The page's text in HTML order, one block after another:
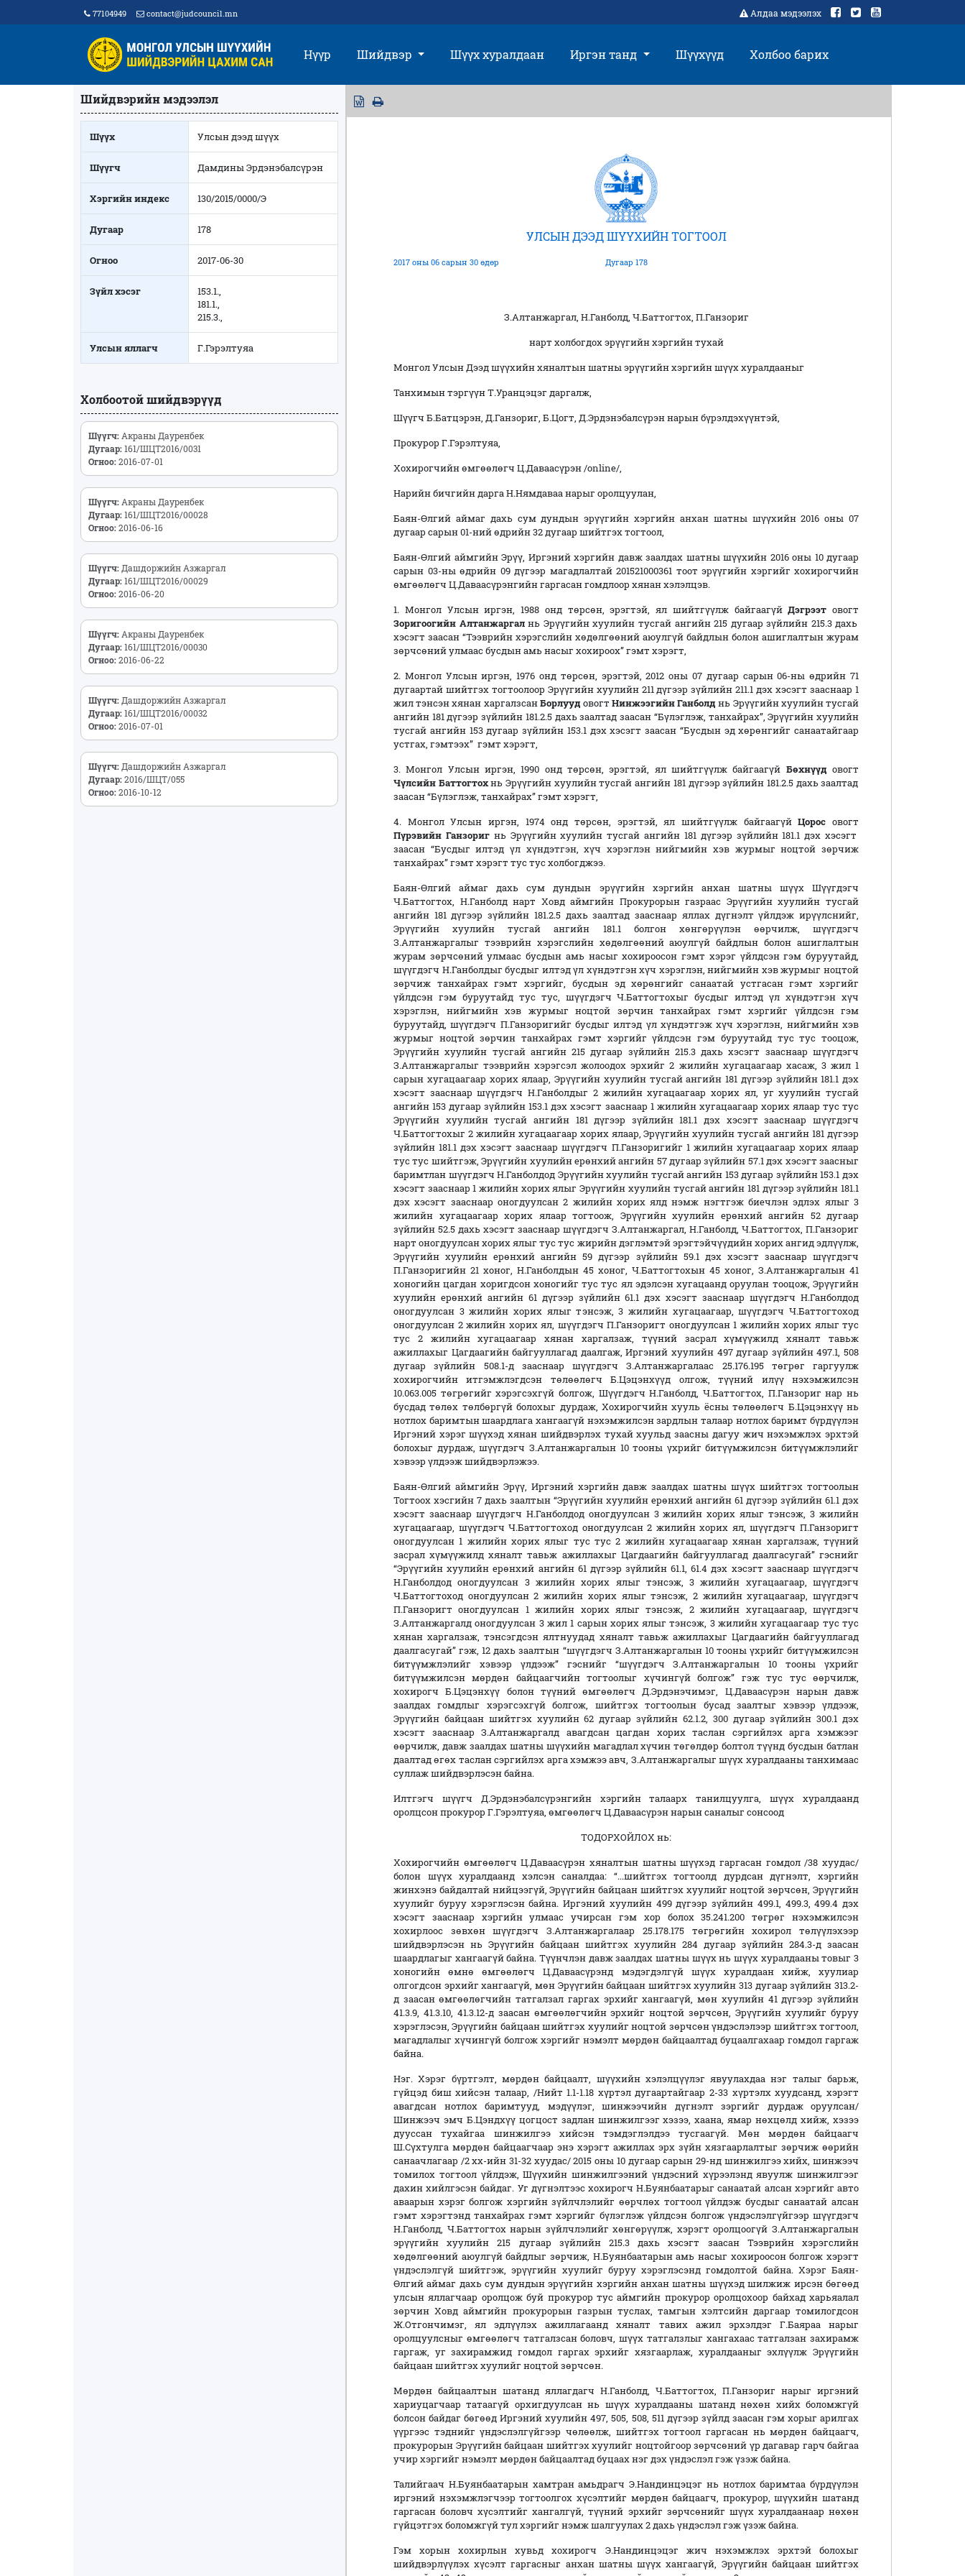
77104949 contact@judcouncil.mn Алдаа мэдээлэх
Нүүр Шийдвэр Шүүх хуралдаан Иргэн танд Шүүхүүд Холбоо барих
Шийдвэрийн мэдээлэл
Шүүх Улсын дээд шүүх
Шүүгч Дамдины Эрдэнэбалсүрэн
Хэргийн индекс 130/2015/0000/Э
Дугаар 178
Огноо 2017-06-30
Зүйл хэсэг
153.1.,
181.1.,
215.3.,
Улсын яллагч Г.Гэрэлтуяа
Холбоотой шийдвэрүүд
Шүүгч:Акраны Дауренбек
Дугаар:161/ШЦТ2016/0031
Огноо:2016-07-01
Шүүгч:Акраны Дауренбек
Дугаар:161/ШЦТ2016/00028
Огноо:2016-06-16
Шүүгч:Дашдоржийн Азжаргал
Дугаар:161/ШЦТ2016/00029
Огноо:2016-06-20
Шүүгч:Акраны Дауренбек
Дугаар:161/ШЦТ2016/00030
Огноо:2016-06-22
Шүүгч:Дашдоржийн Азжаргал
Дугаар:161/ШЦТ2016/00032
Огноо:2016-07-01
Шүүгч:Дашдоржийн Азжаргал
Дугаар:2016/ШЦТ/055
Огноо:2016-10-12
УЛСЫН ДЭЭД ШҮҮХИЙН ТОГТООЛ
2017 оны 06 сарын 30 өдөр Дугаар 178
З.Алтанжаргал, Н.Ганболд, Ч.Баттогтох, П.Ганзориг
нарт холбогдох эрүүгийн хэргийн тухай
Монгол Улсын Дээд шүүхийн хяналтын шатны эрүүгийн хэргийн шүүх хуралдааныг
Танхимын тэргүүн Т.Уранцэцэг даргалж,
Шүүгч Б.Батцэрэн, Д.Ганзориг, Б.Цогт, Д.Эрдэнэбалсүрэн нарын бүрэлдэхүүнтэй,
Прокурор Г.Гэрэлтуяа,
Хохирогчийн өмгөөлөгч Ц.Даваасүрэн /online/,
Нарийн бичгийн дарга Н.Нямдаваа нарыг оролцуулан,
Баян-Өлгий аймаг дахь сум дундын эрүүгийн хэргийн анхан шатны шүүхийн 2016 оны 07
дугаар сарын 01-ний өдрийн 32 дугаар шийтгэх тогтоол,
Баян-Өлгий аймгийн Эрүү, Иргэний хэргийн давж заалдах шатны шүүхийн 2016 оны 10 дугаар
сарын 03-ны өдрийн 09 дүгээр магадлалтай 201521000361 тоот эрүүгийн хэргийг хохирогчийн
өмгөөлөгч Ц.Даваасүрэнгийн гаргасан гомдлоор хянан хэлэлцэв.
1. Монгол Улсын иргэн, 1988 онд төрсөн, эрэгтэй, ял шийтгүүлж байгаагүйДэгрээт овогт
Зоригоогийн Алтанжаргалнь Эрүүгийн хуулийн тусгай ангийн 215 дугаар зүйлийн 215.3 дахь
хэсэгт заасан “Тээврийн хэрэгслийн хөдөлгөөний аюулгүй байдлын болон ашиглалтын журам
зөрчсөний улмаас бусдын амь насыг хохироох” гэмт хэрэгт,
2. Монгол Улсын иргэн, 1976 онд төрсөн, эрэгтэй, 2012 оны 07 дугаар сарын 06-ны өдрийн 71
дугаартай шийтгэх тогтоолоор Эрүүгийн хуулийн 211 дүгээр зүйлийн 211.1 дэх хэсэгт зааснаар 1
жил тэнсэн хянан харгалзсанБорлууд овогт Нинжээгийн Ганболд нь Эрүүгийн хуулийн тусгай
ангийн 181 дүгээр зүйлийн 181.2.5 дахь заалтад заасан “Бүлэглэж, танхайрах”, Эрүүгийн хуулийн
тусгай ангийн 153 дугаар зүйлийн 153.1 дэх хэсэгт заасан “Бусдын эд хөрөнгийг санаатайгаар
устгах, гэмтээх” гэмт хэрэгт,
3. Монгол Улсын иргэн, 1990 онд төрсөн, эрэгтэй, ял шийтгүүлж байгаагүй Бөхнүүдовогт
Чүлсийн Баттогтохнь Эрүүгийн хуулийн тусгай ангийн 181 дүгээр зүйлийн 181.2.5 дахь заалтад
заасан “Бүлэглэж, танхайрах” гэмт хэрэгт,
4. Монгол Улсын иргэн, 1974 онд төрсөн, эрэгтэй, ял шийтгүүлж байгаагүйЦоросовогт
Пүрэвийн Ганзоригнь Эрүүгийн хуулийн тусгай ангийн 181 дүгээр зүйлийн 181.1 дэх хэсэгт
заасан “Бусдыг илтэд үл хүндэтгэн, хүч хэрэглэн нийгмийн хэв журмыг ноцтой зөрчиж
танхайрах” гэмт хэрэгт тус тус холбогджээ.
Баян-Өлгий аймаг дахь сум дундын эрүүгийн хэргийн анхан шатны шүүх Шүүгдэгч
Ч.Баттогтох, Н.Ганболд нарт Ховд аймгийн Прокурорын газраас Эрүүгийн хуулийн тусгай
ангийн 181 дүгээр зүйлийн 181.2.5 дахь заалтад зааснаар яллах дүгнэлт үйлдэж ирүүлснийг,
Эрүүгийн хуулийн тусгай ангийн 181.1 болгон хөнгөрүүлэн өөрчилж, шүүгдэгч
З.Алтанжаргалыг тээврийн хэрэгслийн хөдөлгөөний аюулгүй байдлын болон ашиглалтын
журам зөрчсөний улмаас бусдын амь насыг хохироосон гэмт хэрэг үйлдсэн гэм буруутайд,
шүүгдэгч Н.Ганболдыг бусдыг илтэд үл хүндэтгэн хүч хэрэглэн, нийгмийн хэв журмыг ноцтой
зөрчиж танхайрах гэмт хэргийг, бусдын эд хөрөнгийг санаатай устгасан гэмт хэргийг
үйлдсэн гэм буруутайд тус тус, шүүгдэгч Ч.Баттогтохыг бусдыг илтэд үл хүндэтгэн хүч
хэрэглэн, нийгмийн хэв журмыг ноцтой зөрчин танхайрах гэмт хэргийг үйлдсэн гэм
буруутайд, шүүгдэгч П.Ганзоригийг бусдыг илтэд үл хүндэтгэж хүч хэрэглэн, нийгмийн хэв
журмыг ноцтой зөрчин танхайрах гэмт хэргийг үйлдсэн гэм буруутайд тус тус тооцож,
Эрүүгийн хуулийн тусгай ангийн 215 дугаар зүйлийн 215.3 дахь хэсэгт зааснаар шүүгдэгч
З.Алтанжаргалыг тээврийн хэрэгсэл жолоодох эрхийг 2 жилийн хугацаагаар хасаж, 3 жил 1
сарын хугацаагаар хорих ялаар, Эрүүгийн хуулийн тусгай ангийн 181 дүгээр зүйлийн 181.1 дэх
хэсэгт зааснаар шүүгдэгч Н.Ганболдыг 2 жилийн хугацаагаар хорих ял, уг хуулийн тусгай
ангийн 153 дугаар зүйлийн 153.1 дэх хэсэгт зааснаар 1 жилийн хугацаагаар хорих ялаар тус тус
Эрүүгийн хуулийн тусгай ангийн 181 дүгээр зүйлийн 181.1 дэх хэсэгт зааснаар шүүгдэгч
Ч.Баттогтохыг 2 жилийн хугацаагаар хорих ялаар, Эрүүгийн хуулийн тусгай ангийн 181 дүгээр
зүйлийн 181.1 дэх хэсэгт зааснаар шүүгдэгч П.Ганзоригийг 1 жилийн хугацаагаар хорих ялаар
тус тус шийтгэж, Эрүүгийн хуулийн ерөнхий ангийн 57 дугаар зүйлийн 57.1 дэх хэсэгт заасныг
баримтлан шүүгдэгч Н.Ганболдод Эрүүгийн хуулийн тусгай ангийн 153 дугаар зүйлийн 153.1 дэх
хэсэгт зааснаар 1 жилийн хорих ялыг Эрүүгийн хуулийн тусгай ангийн 181 дүгээр зүйлийн 181.1
дэх хэсэгт зааснаар оногдуулсан 2 жилийн хорих ялд нэмж нэгтгэж биечлэн эдлэх ялыг 3
жилийн хугацаагаар хорих ялаар тогтоож, Эрүүгийн хуулийн ерөнхий ангийн 52 дугаар
зүйлийн 52.5 дахь хэсэгт зааснаар шүүгдэгч З.Алтанжаргал, Н.Ганболд, Ч.Баттогтох, П.Ганзориг
нарт оногдуулсан хорих ялыг тус тус жирийн дэглэмтэй эрэгтэйчүүдийн хорих ангид эдлүүлж,
Эрүүгийн хуулийн ерөнхий ангийн 59 дүгээр зүйлийн 59.1 дэх хэсэгт зааснаар шүүгдэгч
П.Ганзоригийн 21 хоног, Н.Ганболдын 45 хоног, Ч.Баттогтохын 45 хоног, З.Алтанжаргалын 41
хоногийн цагдан хоригдсон хоногийг тус тус ял эдэлсэн хугацаанд оруулан тооцож, Эрүүгийн
хуулийн ерөнхий ангийн 61 дүгээр зүйлийн 61.1 дэх хэсэгт зааснаар шүүгдэгч Н.Ганболдод
оногдуулсан 3 жилийн хорих ялыг тэнсэж, 3 жилийн хугацаагаар, шүүгдэгч Ч.Баттогтоход
оногдуулсан 2 жилийн хорих ял, шүүгдэгч П.Ганзоригт оногдуулсан 1 жилийн хорих ялыг тус
тус 2 жилийн хугацаагаар хянан харгалзаж, түүний засрал хүмүүжилд хяналт тавьж
ажиллахыг Цагдаагийн байгууллагад даалгаж, Иргэний хуулийн 497 дугаар зүйлийн 497.1, 508
дугаар зүйлийн 508.1-д зааснаар шүүгдэгч З.Алтанжаргалаас 25.176.195 төгрөг гаргуулж
хохирогчийн итгэмжлэгдсэн төлөөлөгч Б.Цэцэнхүүд олгож, түүний илүү нэхэмжилсэн
10.063.005 төгрөгийг хэрэгсэхгүй болгож, Шүүгдэгч Н.Ганболд, Ч.Баттогтох, П.Ганзориг нар нь
бусдад төлөх төлбөргүй болохыг дурдаж, Хохирогчийн хууль ёсны төлөөлөгч Б.Цэцэнхүү нь
нотлох баримтын шаардлага хангаагүй нэхэмжилсэн зардлын талаар нотлох баримт бүрдүүлэн
Иргэний хэрэг шүүхэд хянан шийдвэрлэх тухай хуульд заасны дагуу жич нэхэмжлэх эрхтэй
болохыг дурдаж, шүүгдэгч З.Алтанжаргалын 10 тооны үхрийг битүүмжилсэн битүүмжлэлийг
хэвээр үлдээж шийдвэрлэжээ.
Баян-Өлгий аймгийн Эрүү, Иргэний хэргийн давж заалдах шатны шүүх шийтгэх тогтоолын
Тогтоох хэсгийн 7 дахь заалтын “Эрүүгийн хуулийн ерөнхий ангийн 61 дүгээр зүйлийн 61.1 дэх
хэсэгт зааснаар шүүгдэгч Н.Ганболдод оногдуулсан 3 жилийн хорих ялыг тэнсэж, 3 жилийн
хугацаагаар, шүүгдэгч Ч.Баттогтоход оногдуулсан 2 жилийн хорих ял, шүүгдэгч П.Ганзоригт
оногдуулсан 1 жилийн хорих ялыг тус тус 2 жилийн хугацаагаар хянан харгалзаж, түүний
засрал хүмүүжилд хяналт тавьж ажиллахыг Цагдаагийн байгууллагад даалгасугай” гэснийг
“Эрүүгийн хуулийн ерөнхий ангийн 61 дүгээр зүйлийн 61.1, 61.4 дэх хэсэгт зааснаар шүүгдэгч
Н.Ганболдод оногдуулсан 3 жилийн хорих ялыг тэнсэж, 3 жилийн хугацаагаар, шүүгдэгч
Ч.Баттогтоход оногдуулсан 2 жилийн хорих ялыг тэнсэж, 2 жилийн хугацаагаар, шүүгдэгч
П.Ганзоригт оногдуулсан 1 жилийн хорих ялыг тэнсэж, 2 жилийн хугацаагаар, шүүгдэгч
З.Алтанжаргалд оногдуулсан 3 жил 1 сарын хорих ялыг тэнсэж, 3 жилийн хугацаагаар тус тус
хянан харгалзаж, тэнсэгдсэн ялтнуудад хяналт тавьж ажиллахыг Цагдаагийн байгууллагад
даалгасугай” гэж, 12 дахь заалтын “шүүгдэгч З.Алтанжаргалын 10 тооны үхрийг битүүмжилсэн
битүүмжлэлийг хэвээр үлдээж” гэснийг “шүүгдэгч З.Алтанжаргалын 10 тооны үхрийг
битүүмжилсэн мөрдөн байцаагчийн тогтоолыг хүчингүй болгож” гэж тус тус өөрчилж,
хохирогч Б.Цэцэнхүү болон түүний өмгөөлөгч Д.Эрдэнэчимэг, Ц.Даваасүрэн нарын давж
заалдах гомдлыг хэрэгсэхгүй болгож, шийтгэх тогтоолын бусад заалтыг хэвээр үлдээж,
Эрүүгийн байцаан шийтгэх хуулийн 62 дугаар зүйлийн 62.1.2, 300 дугаар зүйлийн 300.1 дэх
хэсэгт зааснаар З.Алтанжаргалд авагдсан цагдан хорих таслан сэргийлэх арга хэмжээг
өөрчилж, давж заалдах шатны шүүхийн магадлал хүчин төгөлдөр болтол түүнд бусдын батлан
даалтад өгөх таслан сэргийлэх арга хэмжээ авч, З.Алтанжаргалыг шүүх хуралдааны танхимаас
суллаж шийдвэрлэсэн байна.
Илтгэгч шүүгч Д.Эрдэнэбалсүрэнгийн хэргийн талаарх танилцуулга, шүүх хуралдаанд
оролцсон прокурор Г.Гэрэлтуяа, өмгөөлөгч Ц.Даваасүрэн нарын саналыг сонсоод
ТОДОРХОЙЛОХ нь:
Хохирогчийн өмгөөлөгч Ц.Даваасүрэн хяналтын шатны шүүхэд гаргасан гомдол /38 xуудас/
болон шүүх хуралдаанд хэлсэн саналдаа: “...шийтгэх тогтоолд дурдсан дүгнэлт, хэргийн
жинхэнэ байдалтай нийцээгүй, Эрүүгийн байцаан шийтгэх хуулийг ноцтой зөрчсөн, Эрүүгийн
хуулийг буруу хэрэглэсэн байна. Иргэний хуулийн 499 дүгээр зүйлийн 499.1, 499.3, 499.4 дэх
хэсэгт зааснаар хэргийн улмаас учирсан гэм хор болох 35.241.200 төгрөг нэхэмжилсэн
хохирлоос зөвхөн шүүгдэгч З.Алтанжаргалаар 25.178.175 төгрөгийн хохирол төлүүлэхээр
шийдвэрлэсэн нь Эрүүгийн байцаан шийтгэх хуулийн 284 дугаар зүйлийн 284.3-д заасан
шаардлагыг хангаагүй байна. Түүнчлэн давж заалдах шатны шүүх нь шүүх хуралдааны товыг 3
хоногийн өмнө өмгөөлөгч Ц.Даваасүрэнд мэдэгдэлгүй шүүх хуралдаан хийж, хуулиар
олгогдсон эрхийг хангаагүй, мөн Эрүүгийн байцаан шийтгэх хуулийн 313 дугаар зүйлийн 313.2-
д заасан өмгөөлөгчийн татгалзал гаргах эрхийг хангаагүй, мөн хуулийн 41 дүгээр зүйлийн
41.3.9, 41.3.10, 41.3.12-д заасан өмгөөлөгчийн эрхийг ноцтой зөрчсөн, Эрүүгийн хуулийг буруу
хэрэглэсэн, Эрүүгийн байцаан шийтгэх хуулийг ноцтой зөрчсөн үндэслэлээр шийтгэх тогтоол,
магадлалыг хүчингүй болгож хэргийг нэмэлт мөрдөн байцаалтад буцаалгахаар гомдол гаргаж
байна.
Нэг. Хэрэг бүртгэлт, мөрдөн байцаалт, шүүхийн хэлэлцүүлэг явуулахдаа нэг талыг барьж,
гүйцэд биш хийсэн талаар, /Нийт 1.1-1.18 хүртэл дугаартайгаар 2-33 хүртэлх хуудсанд, хэрэгт
авагдсан нотлох баримтууд, мэдүүлэг, шинжээчийн дүгнэлт зэргийг дурдаж оруулсан/
Шинжээч эмч Б.Цэндхүү цогцост задлан шинжилгээг хэзээ, хаана, ямар нөхцөлд хийж, хэзээ
дууссан тухайгаа шинжилгээ хийсэн тэмдэглэлдээ тусгаагүй. Мөн мөрдөн байцаагч
Ш.Сүхтулга мөрдөн байцаагчаар энэ хэрэгт ажиллах эрх зүйн хязгаарлалтыг зөрчиж өөрийн
санаачлагаар /2 хх-ийн 31-32 хуудас/ 2015 оны 10 дугаар сарын 29-нд шинжилгээ хийх, шинжээч
томилох тогтоол үйлдэж, Шүүхийн шинжилгээний үндэсний хүрээлэнд явуулж шинжилгээг
дахин хийлгэсэн байдаг. Уг дүгнэлтээс хохирогч Н.Буянбаатарыг санаатай алсан хэргийг авто
аваарын хэрэг болгож хэргийн зүйлчлэлийг өөрчлөх тогтоол үйлдэж бусдыг санаатай алсан
гэмт хэрэгтэнд танхайрах гэмт хэргийг бүлэглэж үйлдсэн болгож үндэслэлгүйгээр шүүгдэгч
Н.Ганболд, Ч.Баттогтох нарын зүйлчлэлийг хөнгөрүүлж, хэрэгт оролцоогүй З.Алтанжаргалын
эрүүгийн хуулийн 215 дугаар зүйлийн 215.3 дахь хэсэгт заасан Тээврийн хэрэгслийн
хөдөлгөөний аюулгүй байдлыг зөрчиж, Н.Буянбаатарын амь насыг хохироосон болгож хэрэгт
үндэслэлгүй шийтгэж, эрүүгийн хуулийг буруу хэрэглэсэнд гомдолтой байна. Хэрэг Баян-
Өлгий аймаг дахь сум дундын эрүүгийн хэргийн анхан шатны шүүхэд шилжиж ирсэн бөгөөд
улсын яллагчаар оролцож буй прокурор тус аймгийн прокурор оролцохоор байхад харьяалал
зөрчин Ховд аймгийн прокурорын газрын туслах, тамгын хэлтсийн даргаар томилогдсон
Ж.Отгончимэг, ял эдлүүлэх ажиллагаанд хяналт тавих ажил эрхэлдэг Г.Баяраа нарыг
оролцуулсныг өмгөөлөгч татгалзсан боловч, шүүх татгалзлыг хангахаас татгалзан захирамж
гаргаж, уг захирамжид гомдол гаргах эрхийг хязгаарлаж, хуралдааныг эхлүүлж Эрүүгийн
байцаан шийтгэх хуулийг ноцтой зөрчсөн.
Мөрдөн байцаалтын шатанд яллагдагч Н.Ганболд, Ч.Баттогтох, П.Ганзориг нарыг иргэний
хариуцагчаар татаагүй орхигдуулсан нь шүүх хуралдааны шатанд нөхөн хийх боломжгүй
болсон байдаг бөгөөд Иргэний хуулийн 497, 505, 508, 511 дүгээр зүйлд заасан гэм хорыг арилгах
үүргээс тэднийг үндэслэлгүйгээр чөлөөлж, шийтгэх тогтоол гаргасан нь мөрдөн байцаагч,
прокурорын Эрүүгийн байцаан шийтгэх хуулийг ноцтойгоор зөрчсөний үр дагавар гарч байгаа
учир хэргийг нэмэлт мөрдөн байцаалтад буцаах нэг дэх үндэслэл гэж үзэж байна.
Талийгаач Н.Буянбаатарын хамтран амьдрагч Э.Нандинцэцэг нь нотлох баримтаа бүрдүүлэн
иргэний нэхэмжлэгчээр тогтоолгох хүсэлтийг мөрдөн байцаагч, прокурор, шүүхийн шатанд
гаргасан боловч хүсэлтийг хангалгүй, түүний эрхийг зөрчсөнийг шүүх хуралдаанаар нөхөн
гүйцэтгэх боломжгүй тул хэргийг нэмж шалгуулах 2 дахь үндэслэл гэж үзэж байна.
Гэм хорын хохирлын хувьд хохирогч Э.Нандинцэцэг жич нэхэмжлэх эрхтэй болохыг
шийдвэрлүүлэх хүсэлт гаргасныг анхан шатны шүүх хангаагүй, Эрүүгийн байцаан шийтгэх